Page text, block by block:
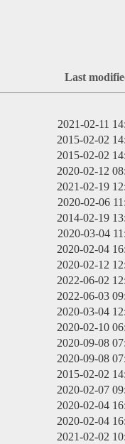
Last
2021-02-11
2015-02-02
2015-02-02
2020-02-12
2021-02-19
2020-02-06
2014-02-19
2020-03-04
2020-02-04
2020-02-12
2022-06-02
2022-06-03
2020-03-04
2020-02-10
2020-09-08
2020-09-08
2015-02-02
2020-02-07
2020-02-04
2020-02-04
2021-02-02